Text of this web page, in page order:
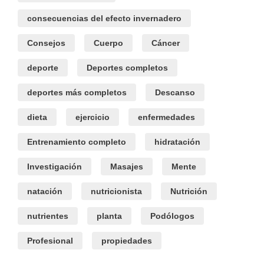
consecuencias del efecto invernadero
Consejos Cuerpo Cáncer
deporte Deportes completos
deportes más completos Descanso
dieta ejercicio enfermedades
Entrenamiento completo hidratación
Investigación Masajes Mente
natación nutricionista Nutrición
nutrientes planta Podólogos
Profesional propiedades